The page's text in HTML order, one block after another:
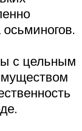
с цельным